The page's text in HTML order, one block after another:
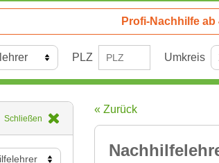
Profi-Nachhilfe ab
PLZ Umkreis
Schließen
« Zurück